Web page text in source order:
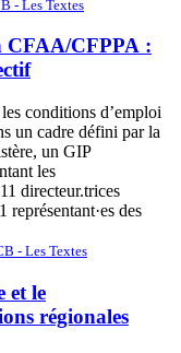
- Les Textes
CFAA/CFPPA :
conditions d’emploi
un cadre défini par la
un GIP
les
directeur.trices
représentant·es des
- Les Textes
et le
régionales